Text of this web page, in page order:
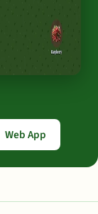
Web App